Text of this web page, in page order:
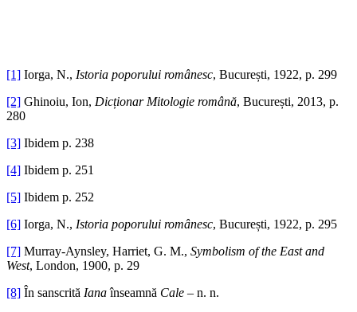
[1] Iorga, N., Istoria poporului românesc, București, 1922, p. 299
[2] Ghinoiu, Ion, Dicționar Mitologie română, București, 2013, p.
280
[3] Ibidem p. 238
[4] Ibidem p. 251
[5] Ibidem p. 252
[6] Iorga, N., Istoria poporului românesc, București, 1922, p. 295
[7] Murray-Aynsley, Harriet, G. M., Symbolism of the East and
West, London, 1900, p. 29
[8] În sanscrită Ianaînseamnă Cale – n. n.